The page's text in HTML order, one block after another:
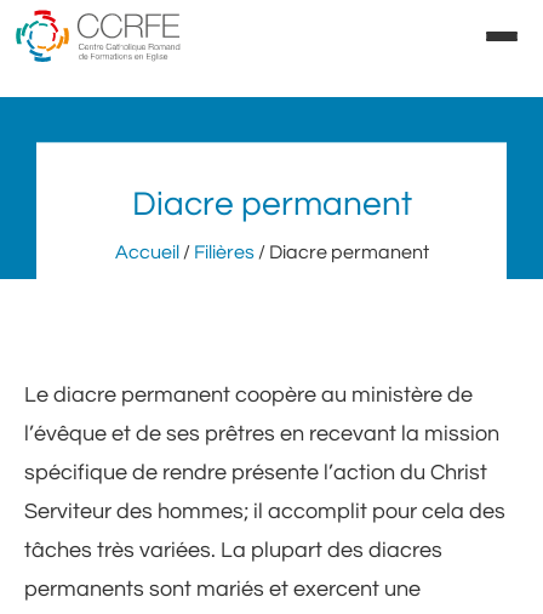
Aller
au
Diacre permanent
Accueil / Filières/ Diacre permanent
Le diacre permanent coopère au ministère de
l’évêque et de ses prêtres en recevant la mission
spécifique de rendre présente l’action du Christ
Serviteur des hommes; il accomplit pour cela des
tâches très variées. La plupart des diacres
permanents sont mariés et exercent une